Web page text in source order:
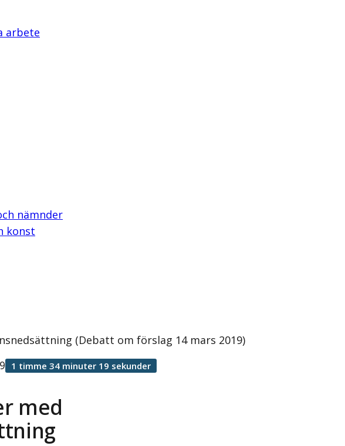
arbete
nämnder
konst
(Debatt om förslag 14 mars 2019)
med
1 timme 34 minuter 19 sekunder